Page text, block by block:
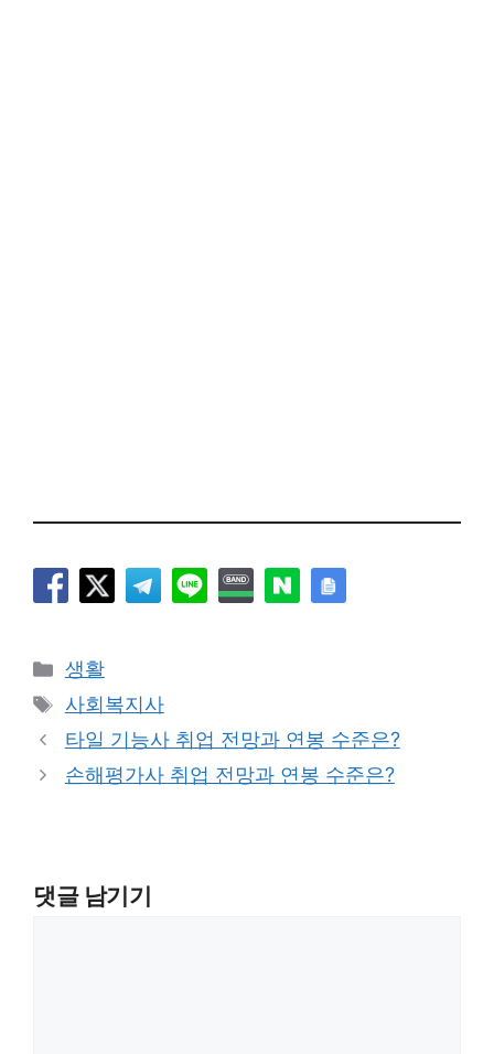
카
테
고
리
생활
태
그
사회복지사
타일 기능사 취업 전망과 연봉 수준은?
손해평가사 취업 전망과 연봉 수준은?
댓글 남기기